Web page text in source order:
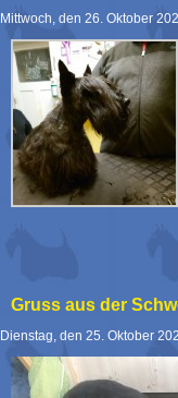
Mittwoch, den 26. Oktober
Gruss aus der
Dienstag, den 25. Oktober